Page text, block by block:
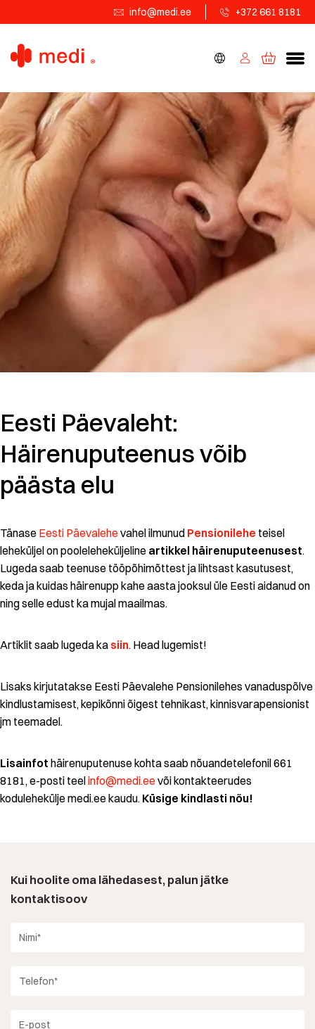
info@medi.ee +372 661 8181
Eesti Päevaleht:
Häirenuputeenus võib
päästa elu
Tänase Eesti Päevalehevahel ilmunud Pensionilehe teisel
leheküljel on pooleleheküljeline artikkel häirenuputeenusest.
Lugeda saab teenuse tööpõhimõttest ja lihtsast kasutusest,
keda ja kuidas häirenupp kahe aasta jooksul üle Eesti aidanud on
ning selle edust ka mujal maailmas.
Artiklit saab lugeda ka siin. Head lugemist!
Lisaks kirjutatakse Eesti Päevalehe Pensionilehes vanaduspõlve
kindlustamisest, kepikõnni õigest tehnikast, kinnisvarapensionist
jm teemadel.
Lisainfot häirenuputenuse kohta saab nõuandetelefonil 661
8181, e-posti teelinfo@medi.eevõi kontakteerudes
kodulehekülje medi.ee kaudu. Küsige kindlasti nõu!
Kui hoolite oma lähedasest, palun jätke
kontaktisoov